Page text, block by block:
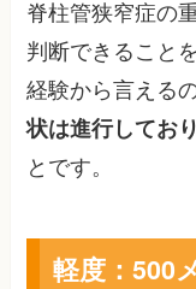
脊柱管狭窄症の
判断できること
経験から言える
状は進行してお
とです。
軽度：500